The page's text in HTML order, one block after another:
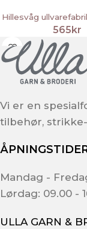
Hillesvåg
565kr
Vi er en
tilbehør,
Mandag -
Lørdag: 09.00 -
ULLA GARN &